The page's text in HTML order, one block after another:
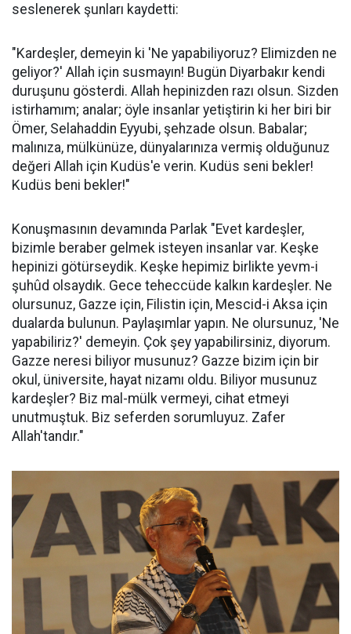
seslenerek şunları kaydetti:
"Kardeşler, demeyin ki 'Ne yapabiliyoruz? Elimizden ne
geliyor?' Allah için susmayın! Bugün Diyarbakır kendi
duruşunu gösterdi. Allah hepinizden razı olsun. Sizden
istirhamım; analar; öyle insanlar yetiştirin ki her biri bir
Ömer, Selahaddin Eyyubi, şehzade olsun. Babalar;
malınıza, mülkünüze, dünyalarınıza vermiş olduğunuz
değeri Allah için Kudüs'e verin. Kudüs seni bekler!
Kudüs beni bekler!"
Konuşmasının devamında Parlak "Evet kardeşler,
bizimle beraber gelmek isteyen insanlar var. Keşke
hepinizi götürseydik. Keşke hepimiz birlikte yevm-i
şuhûd olsaydık. Gece teheccüde kalkın kardeşler. Ne
olursunuz, Gazze için, Filistin için, Mescid-i Aksa için
dualarda bulunun. Paylaşımlar yapın. Ne olursunuz, 'Ne
yapabiliriz?' demeyin. Çok şey yapabilirsiniz, diyorum.
Gazze neresi biliyor musunuz? Gazze bizim için bir
okul, üniversite, hayat nizamı oldu. Biliyor musunuz
kardeşler? Biz mal-mülk vermeyi, cihat etmeyi
unutmuştuk. Biz seferden sorumluyuz. Zafer
Allah'tandır."